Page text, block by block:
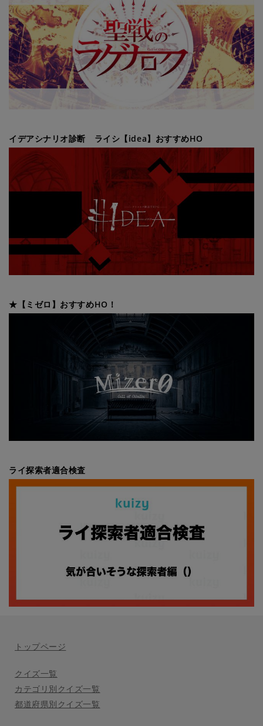
イデアシナリオ診断 ライシ【idea】おすすめHO
★【ミゼロ】おすすめHO！
ライ探索者適合検査
トップページ
クイズ一覧
カテゴリ別クイズ一覧
都道府県別クイズ一覧